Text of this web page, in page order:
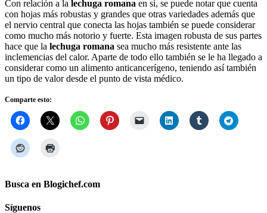
Con relación a la lechuga romana en sí, se puede notar que cuenta
con hojas más robustas y grandes que otras variedades además que
el nervio central que conecta las hojas también se puede considerar
como mucho más notorio y fuerte. Esta imagen robusta de sus partes
hace que la lechuga romana sea mucho más resistente ante las
inclemencias del calor. Aparte de todo ello también se le ha llegado a
considerar como un alimento anticancerígeno, teniendo así también
un tipo de valor desde el punto de vista médico.
Comparte esto:
Busca en Blogichef.com
Síguenos